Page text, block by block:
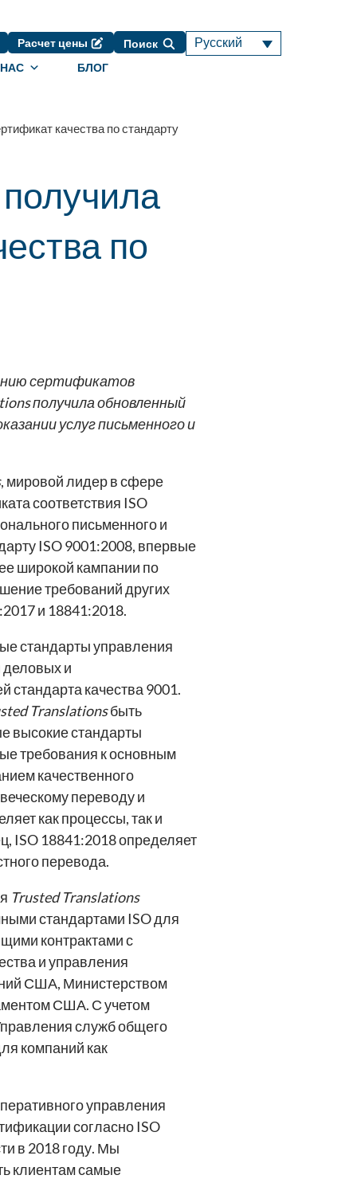
Расчет цены Поиск Русский
БЛОГ
качества по стандарту
по
сертификатов
получила обновленный
услуг письменного и
, мировой лидер в сфере
соответствия ISO
письменного и
ISO 9001:2008, впервые
широкой кампании по
требований других
и 18841:2018.
стандарты управления
деловых и
стандарта качества 9001.
Translationsбыть
высокие стандарты
требования к основным
качественного
переводу и
как процессы, так и
ISO 18841:2018 определяет
перевода.
Trusted Translations
стандартами ISO для
контрактами с
и управления
США, Министерством
США. С учетом
служб общего
компаний как
управления
согласно ISO
в 2018 году. Мы
клиентам самые